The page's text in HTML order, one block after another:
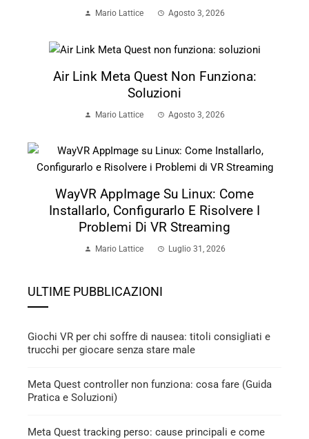
Mario Lattice Agosto 3, 2026
Air Link Meta Quest Non Funziona:
Soluzioni
Mario Lattice Agosto 3, 2026
WayVR AppImage Su Linux: Come
Installarlo, Configurarlo E Risolvere I
Problemi Di VR Streaming
Mario Lattice Luglio 31, 2026
ULTIME PUBBLICAZIONI
Giochi VR per chi soffre di nausea: titoli consigliati e
trucchi per giocare senza stare male
Meta Quest controller non funziona: cosa fare (Guida
Pratica e Soluzioni)
Meta Quest tracking perso: cause principali e come